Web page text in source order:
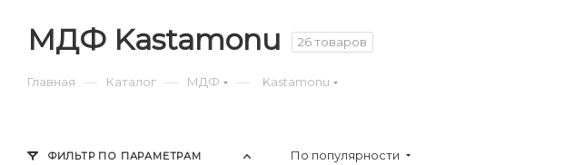
МДФ Kastamonu 26 товаров
Главная — Каталог — МДФ — Kastamonu
По популярности
ФИЛЬТР ПО ПАРАМЕТРАМ